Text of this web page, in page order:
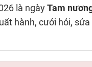
là ngàyTam
hành, cưới hỏi,